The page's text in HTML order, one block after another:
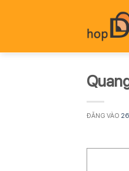
dung
ĐĂNG VÀO